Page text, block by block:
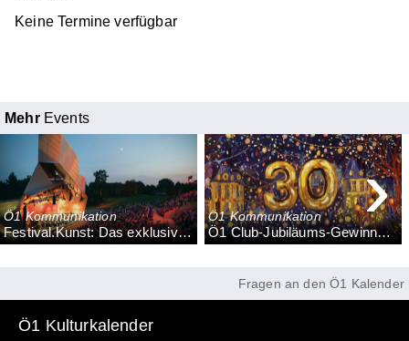
Keine Termine verfügbar
Mehr Events
Ö1 Kommunikation
Festival.Kunst: Das exklusive Ö1 Club-Abo Grafenegg Festival 2026
Ö1 Kommunikation
Ö1 Club-Jubiläums-Gewinnspiel
›
Fragen an den Ö1 Kalender
Ö1 Kulturkalender